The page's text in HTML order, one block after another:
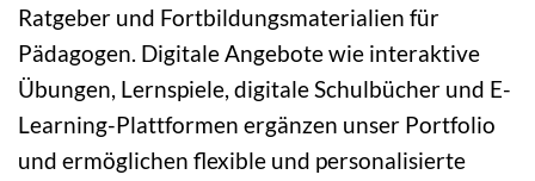
Ratgeber und Fortbildungsmaterialien für
Pädagogen. Digitale Angebote wie interaktive
Übungen, Lernspiele, digitale Schulbücher und E-
Learning-Plattformen ergänzen unser Portfolio
und ermöglichen flexible und personalisierte